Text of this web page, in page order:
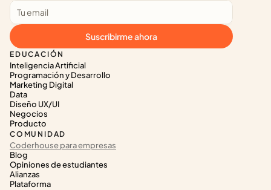
EDUCACIÓN
Inteligencia Artificial
Programación y Desarrollo
Marketing Digital
Data
Diseño UX/UI
Negocios
Producto
COMUNIDAD
Coderhouse para empresas
Blog
Opiniones de estudiantes
Alianzas
Plataforma
Suscribirme ahora